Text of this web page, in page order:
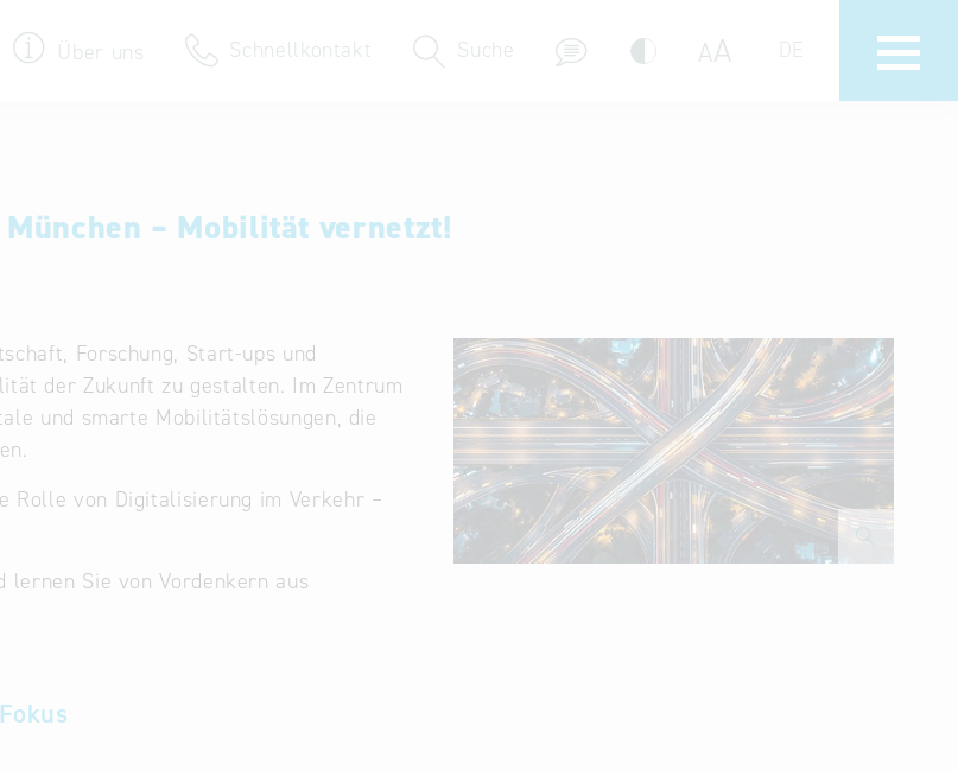
Über uns Schnellkontakt Suche AA DE
Key to Bavaria
Firmendatenbank
– Mobilität vernetzt!
Forschung, Start-ups und
der Zukunft zu gestalten. Im Zentrum
und smarte Mobilitätslösungen, die
Rolle von Digitalisierung im Verkehr –
lernen Sie von Vordenkern aus